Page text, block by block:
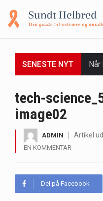
SENESTE NYT
tech-
image02
ADMIN Artikel
EN KOMMENTAR
Del på Facebook